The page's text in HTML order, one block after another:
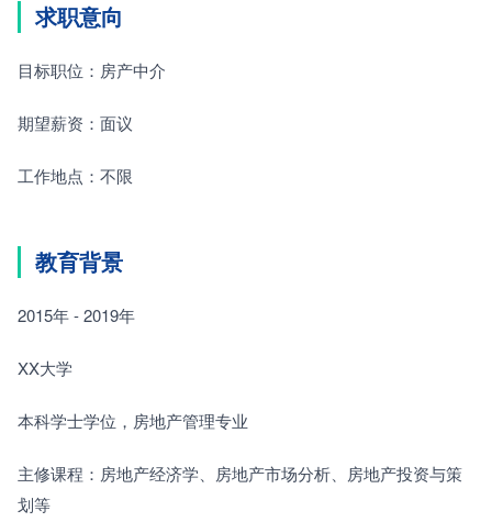
求职意向
目标职位：房产中介
期望薪资：面议
工作地点：不限
教育背景
2015年 - 2019年
XX大学
本科学士学位，房地产管理专业
主修课程：房地产经济学、房地产市场分析、房地产投资与策
划等